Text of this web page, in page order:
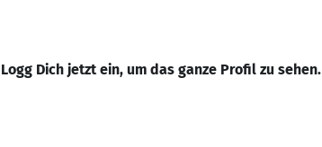
Logg Dich jetzt ein, um das ganze Profil zu sehen.